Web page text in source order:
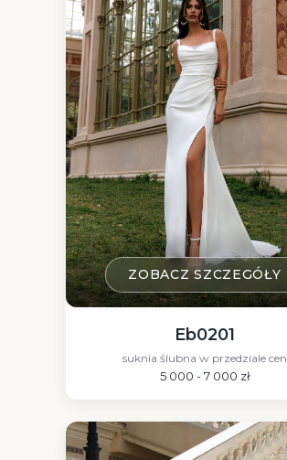
ZOBACZ SZCZEGÓŁY
Eb0201
suknia ślubna w przedziale cen
5 000 - 7 000 zł